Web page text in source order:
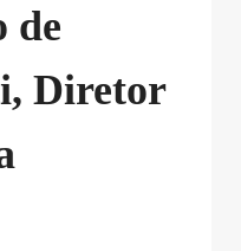
de
Diretor